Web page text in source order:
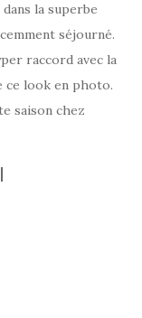
la superbe
séjourné.
raccord avec la
ce look en photo.
saison chez